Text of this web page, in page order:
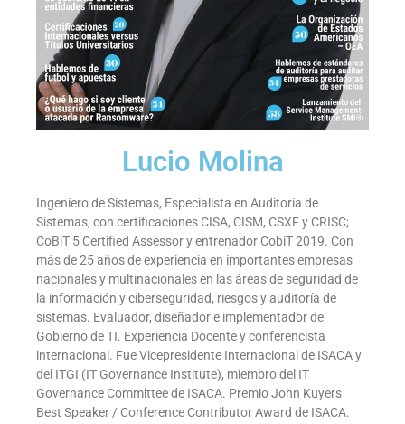
Lucio Molina
Ingeniero de Sistemas, Especialista en Auditoría de
Sistemas, con certificaciones CISA, CISM, CSXF y CRISC;
CoBiT 5 Certified Assessor y entrenador CobiT 2019. Con
más de 25 años de experiencia en importantes empresas
nacionales y multinacionales en las áreas de seguridad de
la información y ciberseguridad, riesgos y auditoría de
sistemas. Evaluador, diseñador e implementador de
Gobierno de TI. Experiencia Docente y conferencista
internacional. Fue Vicepresidente Internacional de ISACA y
del ITGI (IT Governance Institute), miembro del IT
Governance Committee de ISACA. Premio John Kuyers
Best Speaker / Conference Contributor Award de ISACA.